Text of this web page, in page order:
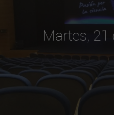
Martes, 21